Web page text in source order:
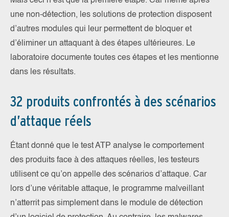
une non-détection, les solutions de protection disposent
d’autres modules qui leur permettent de bloquer et
d’éliminer un attaquant à des étapes ultérieures. Le
laboratoire documente toutes ces étapes et les mentionne
dans les résultats.
32 produits confrontés à des scénarios
d’attaque réels
Étant donné que le test ATP analyse le comportement
des produits face à des attaques réelles, les testeurs
utilisent ce qu’on appelle des scénarios d’attaque. Car
lors d’une véritable attaque, le programme malveillant
n’atterrit pas simplement dans le module de détection